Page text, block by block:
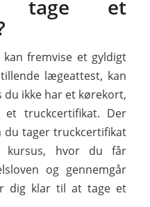
tage et
fremvise et gyldigt
lægeattest, kan
ikke har et kørekort,
truckcertifikat. Der
du tager truckcertifikat
kursus, hvor du får
og gennemgår
dig klar til at tage et